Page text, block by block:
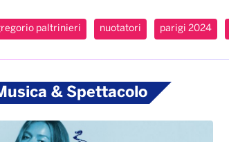
paltrinieri nuotatori parigi 2024
& Spettacolo